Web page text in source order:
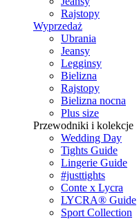
Rajstopy
Wyprzedaż
Ubrania
Jeansy
Legginsy
Bielizna
Rajstopy
Bielizna nocna
Plus size
Przewodniki i kolekcje
Wedding Day
Tights Guide
Lingerie Guide
#justtights
Conte x Lycra
LYCRA® Guide
Sport Сollection